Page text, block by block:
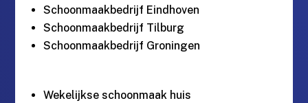
Schoonmaakbedrijf Eindhoven
Schoonmaakbedrijf Tilburg
Schoonmaakbedrijf Groningen
Wekelijkse schoonmaak huis